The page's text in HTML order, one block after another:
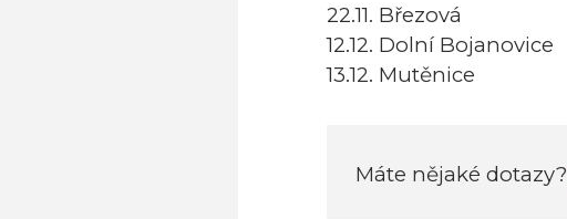
22.11. Březová
12.12. Dolní Bojanovice
13.12. Mutěnice
Máte nějaké dotazy?